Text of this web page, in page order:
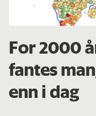
For 2000
fantes
enn i dag